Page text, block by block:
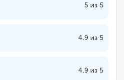
5 из 5
4.9 из 5
4.9 из 5